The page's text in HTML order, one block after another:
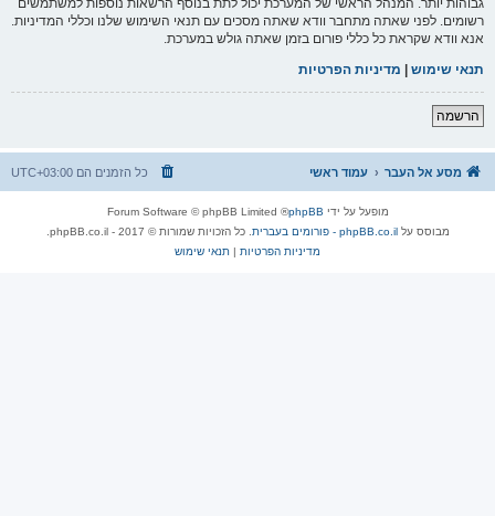
רשומים. לפני שאתה מתחבר וודא שאתה מסכים עם תנאי השימוש שלנו וכללי המדיניות.
אנא וודא שקראת כל כללי פורום בזמן שאתה גולש במערכת.
תנאי שימוש | מדיניות הפרטיות
הרשמה
מסע אל העבר עמוד ראשי כל הזמנים הם UTC+03:00
מופעל על ידי phpBB
® Forum Software © phpBB Limited
מבוסס עלphpBB.co.il - פורומים בעברית
. כל הזכויות שמורות © 2017 - phpBB.co.il.
מדיניות הפרטיות | תנאי שימוש